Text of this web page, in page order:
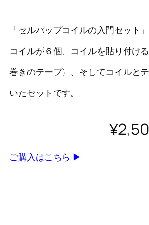
「セルパップコイルの入門セット
コイルが６個、コイルを貼り付け
巻きのテープ）、そしてコイルと
いたセットです。
ご購入はこちら ▶︎